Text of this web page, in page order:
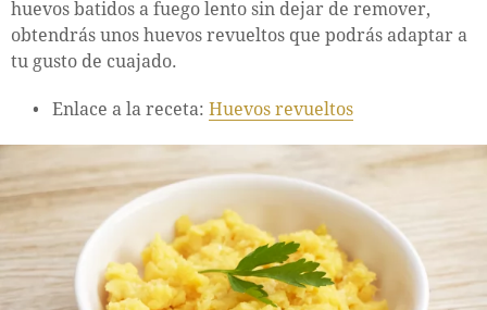
huevos batidos a fuego lento sin dejar de remover,
obtendrás unos huevos revueltos que podrás adaptar a
tu gusto de cuajado.
Enlace a la receta: Huevos revueltos